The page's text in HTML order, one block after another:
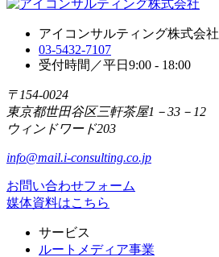
アイコンサルティング株式会社
03-5432-7107
受付時間／平日9:00 - 18:00
〒154-0024
東京都世田谷区三軒茶屋1－33－12
ウィンドワード203
info@mail.i-consulting.co.jp
お問い合わせフォーム
媒体資料はこちら
サービス
ルートメディア事業